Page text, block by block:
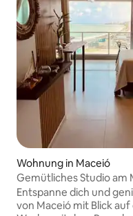
Wohnung in Maceió
Gemütliches Studio am
Gourmet-Balkon
Entspanne dich und
von Maceió mit Blick auf